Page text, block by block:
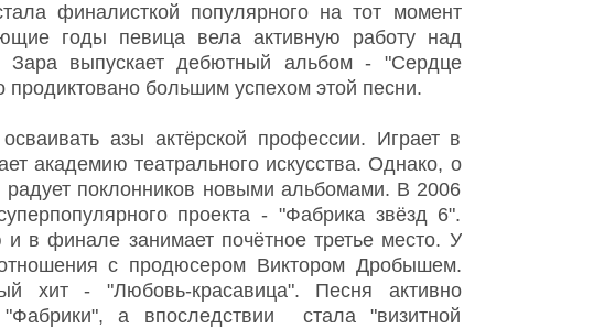
финалисткой популярного на тот момент
годы певица вела активную работу над
выпускает дебютный альбом - "Сердце
большим успехом этой песни.
азы актёрской профессии. Играет в
академию театрального искусства. Однако, о
радует поклонников новыми альбомами. В 2006
проекта - "Фабрика звёзд 6".
в финале занимает почётное третье место. У
с продюсером Виктором Дробышем.
хит - "Любовь-красавица". Песня активно
а впоследствии стала "визитной